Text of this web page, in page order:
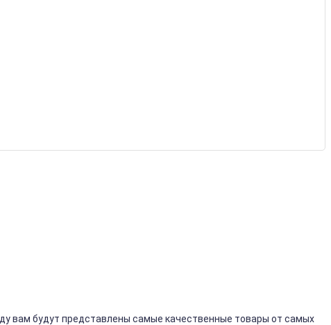
вам будут представлены самые качественные товары от самых